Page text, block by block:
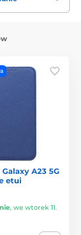
A23 5G
etui
, we wtorek 11.